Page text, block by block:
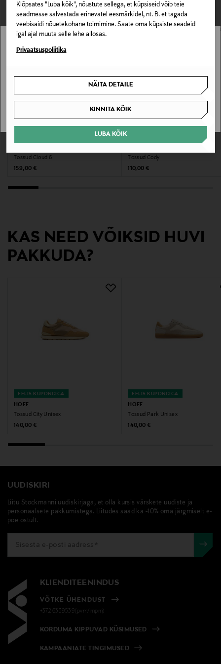
Klõpsates "Luba kõik", nõustute sellega, et küpsiseid võib teie
seadmesse salvestada erinevatel eesmärkidel, nt. B. et tagada
veebisaidi nõuetekohane toimimine. Saate oma küpsiste seadeid
igal ajal muuta selle lehe allosas.
Privaatsuspoliitika
NÄITA DETAILE
KINNITA KÕIK
LUBA KÕIK
65% seemisnahk, 30% polüamiid, 5% kaetud nahk
Hooldusjuhendid
Puhasta õrnalt niiske lapiga
HIINA
Valmistaja tootenumber
12602404
Tootja aadress
THE HOFF BRAND,C/Juan de Herrera 39, 03203, Elche
(Alicante), Spain
Märksõnad
hoff, tossud, tennised, vabaaja jalanõud
Tossud Cloud 6
Original Price
159,00 €
Tossud Cody
Original Price
110,00 €
KAS NEED VÕIKSID HUVI
PAKKUDA?
EELIS KUPONGIGA
HOFF
Tossud City Unisex
Original Price
140,00 €
EELIS KUPONGIGA
HOFF
Tossud Park Unisex
Original Price
140,00 €
UUDISKIRI
Liitu Stockmanni uudiskirjaga, et olla kursis värskete uudiste ja
personaalsete pakkumistega. Liitudes saad ka -10% oma järgmiselt e-
poe ostult.
KLIENDITEENINDUS
VÕTKE ÜHENDUST
+372 6339539(pvm/mpm)
KORDUMA KIPPUVAD KÜSIMUSED
KAMPAANIATE TINGIMUSED
Stockmann pole Sinu riigis saadaval.
SAAN ARU